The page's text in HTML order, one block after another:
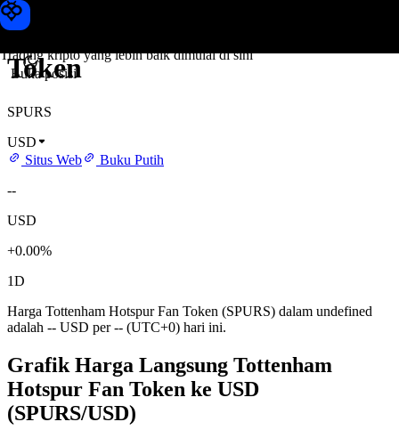
Trading kripto yang lebih baik dimulai di sini
Buka posisi
Harga Tottenham Hotspur Fan
Token
SPURS
USD
Situs Web
Buku Putih
--
USD
+0.00%
1D
Harga Tottenham Hotspur Fan Token (SPURS) dalam undefined
adalah -- USD per -- (UTC+0) hari ini.
Grafik Harga Langsung Tottenham
Hotspur Fan Token ke USD
(SPURS/USD)